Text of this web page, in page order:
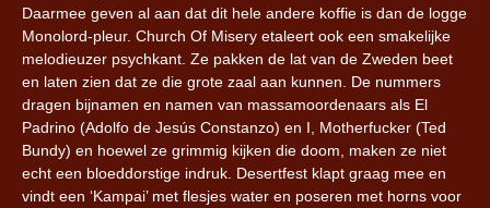
Daarmee geven al aan dat dit hele andere koffie is dan de logge
Monolord-pleur. Church Of Misery etaleert ook een smakelijke
melodieuzer psychkant. Ze pakken de lat van de Zweden beet
en laten zien dat ze die grote zaal aan kunnen. De nummers
dragen bijnamen en namen van massamoordenaars als El
Padrino (Adolfo de Jesús Constanzo) en I, Motherfucker (Ted
Bundy) en hoewel ze grimmig kijken die doom, maken ze niet
echt een bloeddorstige indruk. Desertfest klapt graag mee en
vindt een ‘Kampai’ met flesjes water en poseren met horns voor